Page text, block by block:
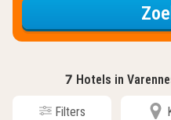
7 Hotels in
Filters